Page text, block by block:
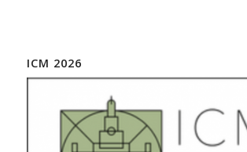
ICM 2026